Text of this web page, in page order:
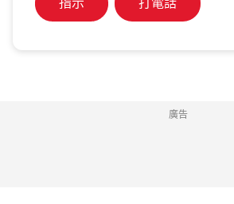
指示 打電話
廣告